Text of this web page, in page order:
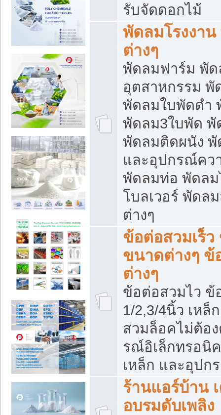
รับจัดดอกไม้
พัดลมโรงงา
ต่างๆ
พัดลมฟาร์ม พัด
อุตสาหกรรม
พัดลมใบพัดดำ
พัดลม3ใบพัด พั
พัดลมติดผนัง
และอุปกรณ์คว
พัดลมท่อ พัดลม
โบลเวอร์ พัดล
ต่างๆ
ข้อต่อสวมเร็
ขนาดต่างๆ ข้
ต่างๆ
ข้อต่อสวมไว ข้
1/2,3/4นิ้ว เหล็
สวมล็อคไม่ต้อ
รณ์อิเล็กทรอนิ
เหล็ก และอุปก
ร้านแอร์บ้าน
อบรมดับเพลิง